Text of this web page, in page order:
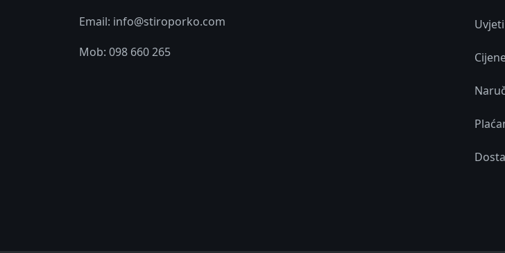
Email: info@stiroporko.com
Mob: 098 660 265